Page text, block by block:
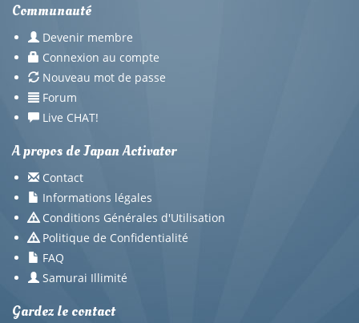
Communauté
Devenir membre
Connexion au compte
Nouveau mot de passe
Forum
Live CHAT!
A propos de Japan Activator
Contact
Informations légales
Conditions Générales d'Utilisation
Politique de Confidentialité
FAQ
Samurai Illimité
Gardez le contact